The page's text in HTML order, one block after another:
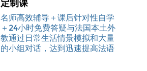
定制课
名师高效辅导＋课后针对性自学
＋24小时免费答疑与法国本土外
教通过日常生活情景模拟和大量
的小组对话，达到迅速提高法语